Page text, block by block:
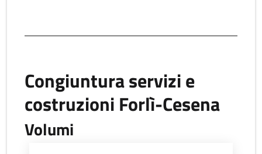
Congiuntura servizi e
costruzioni Forlì-Cesena
Volumi